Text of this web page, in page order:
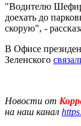
"Водителю
доехать до
скорую", -
В Офисе
Зеленского
Новости от
на наш канал